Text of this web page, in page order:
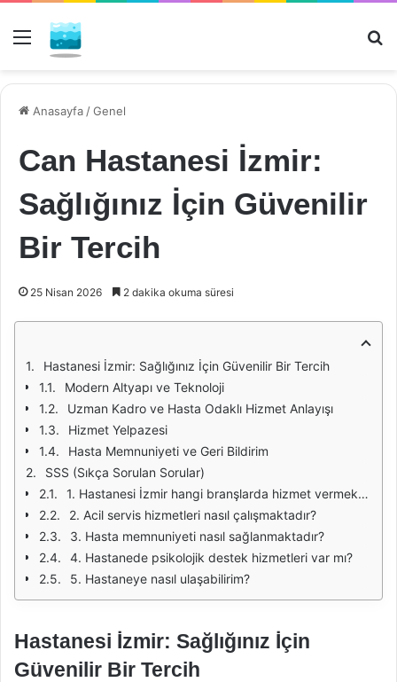
Menü
Anasayfa /Genel
Can Hastanesi İzmir:
Sağlığınız İçin Güvenilir
Bir Tercih
25 Nisan 2026 2 dakika okuma süresi
Hastanesi İzmir: Sağlığınız İçin Güvenilir Bir Tercih
Modern Altyapı ve Teknoloji
Uzman Kadro ve Hasta Odaklı Hizmet Anlayışı
Hizmet Yelpazesi
Hasta Memnuniyeti ve Geri Bildirim
SSS (Sıkça Sorulan Sorular)
1. Hastanesi İzmir hangi branşlarda hizmet vermektedir?
2. Acil servis hizmetleri nasıl çalışmaktadır?
3. Hasta memnuniyeti nasıl sağlanmaktadır?
4. Hastanede psikolojik destek hizmetleri var mı?
5. Hastaneye nasıl ulaşabilirim?
Hastanesi İzmir: Sağlığınız İçin
Güvenilir Bir Tercih